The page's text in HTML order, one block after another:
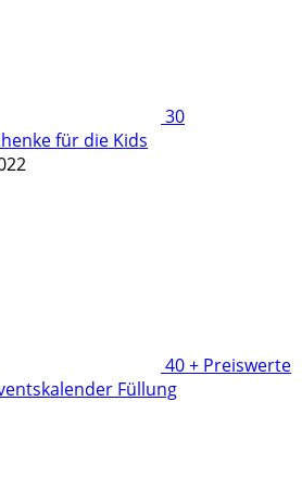
30
für die Kids
40 + Preiswerte
Füllung